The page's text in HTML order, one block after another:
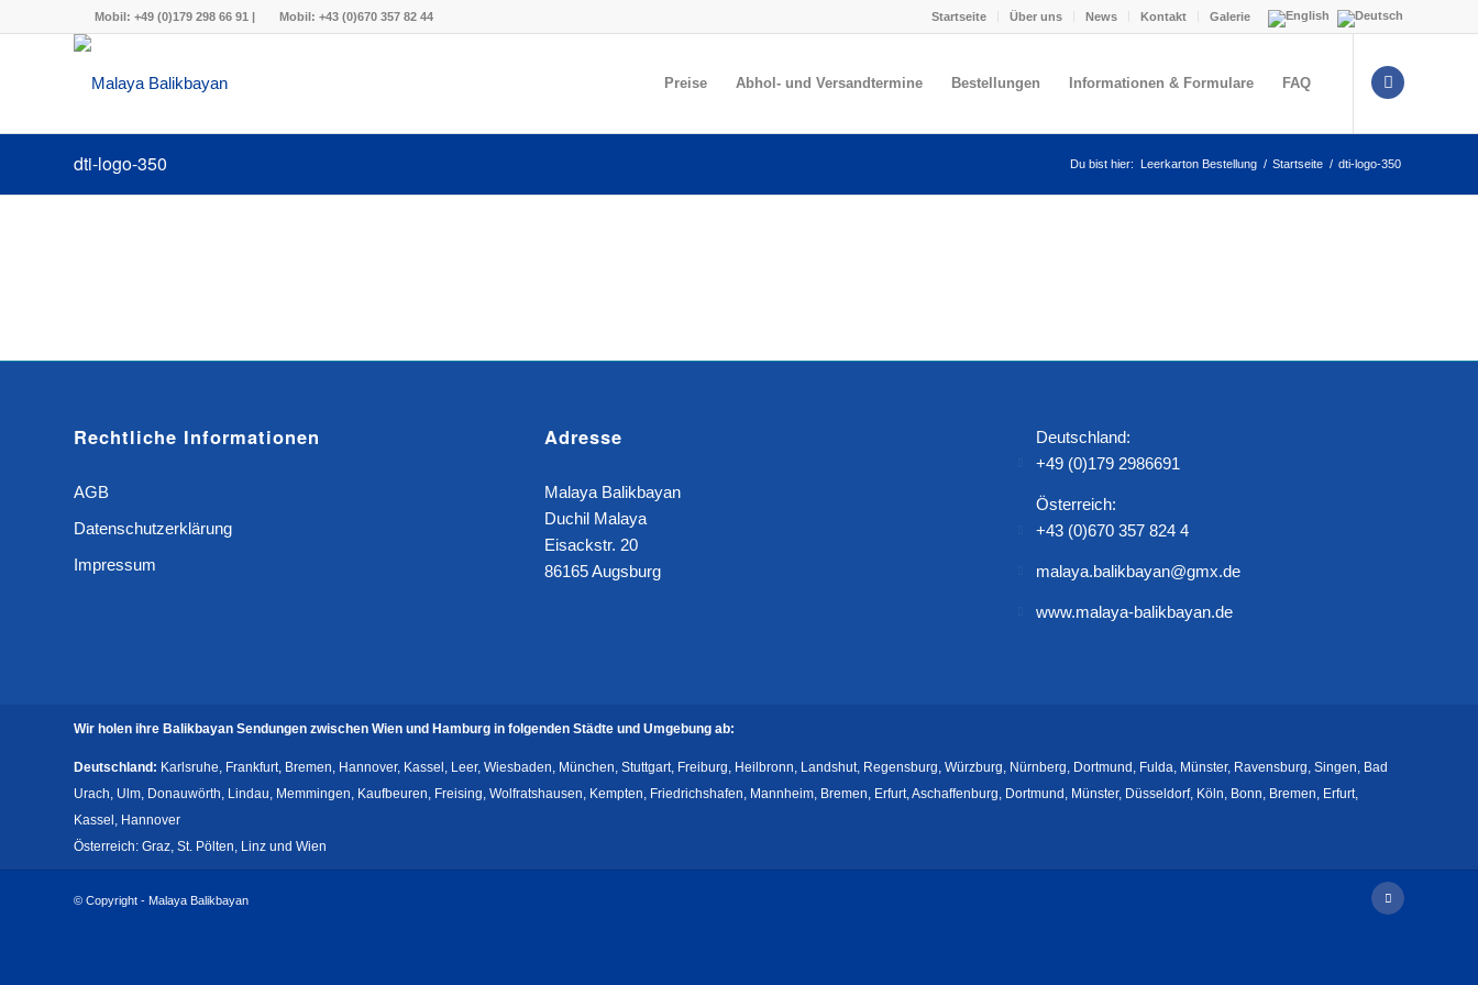
Startseite Über uns News Kontakt Galerie
Mobil: +49 (0)179 298 66 91 | Mobil: +43 (0)670 357 82 44
Preise Abhol- und Versandtermine Bestellungen Informationen & Formulare FAQ
dti-logo-350 Du bist hier: Leerkarton Bestellung / Startseite / dti-logo-350
Rechtliche Informationen
AGB
Datenschutzerklärung
Impressum
Adresse
Malaya Balikbayan
Duchil Malaya
Eisackstr. 20
86165 Augsburg
Deutschland:
+49 (0)179 2986691
Österreich:
+43 (0)670 357 824 4
malaya.balikbayan@gmx.de
www.malaya-balikbayan.de
Wir holen ihre Balikbayan Sendungen zwischen Wien und Hamburg in folgenden Städte und Umgebung ab:
Deutschland: Karlsruhe, Frankfurt, Bremen, Hannover, Kassel, Leer, Wiesbaden, München, Stuttgart, Freiburg, Heilbronn, Landshut, Regensburg, Würzburg, Nürnberg, Dortmund, Fulda, Münster, Ravensburg, Singen, Bad
Urach, Ulm, Donauwörth, Lindau, Memmingen, Kaufbeuren, Freising, Wolfratshausen, Kempten, Friedrichshafen, Mannheim, Bremen, Erfurt, Aschaffenburg, Dortmund, Münster, Düsseldorf, Köln, Bonn, Bremen, Erfurt,
Kassel, Hannover
Österreich: Graz, St. Pölten, Linz und Wien
© Copyright - Malaya Balikbayan